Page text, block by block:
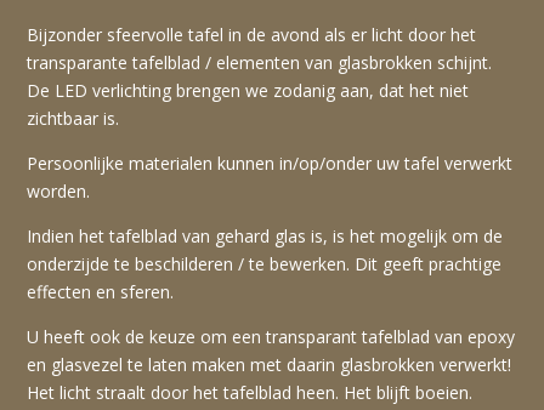
Bijzonder sfeervolle tafel in de avond als er licht door het
transparante tafelblad / elementen van glasbrokken schijnt.
De LED verlichting brengen we zodanig aan, dat het niet
zichtbaar is.
Persoonlijke materialen kunnen in/op/onder uw tafel verwerkt
worden.
Indien het tafelblad van gehard glas is, is het mogelijk om de
onderzijde te beschilderen / te bewerken. Dit geeft prachtige
effecten en sferen.
U heeft ook de keuze om een transparant tafelblad van epoxy
en glasvezel te laten maken met daarin glasbrokken verwerkt!
Het licht straalt door het tafelblad heen. Het blijft boeien.